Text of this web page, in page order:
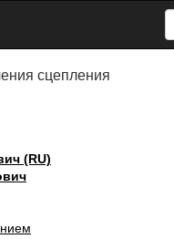
сцепления
(RU)